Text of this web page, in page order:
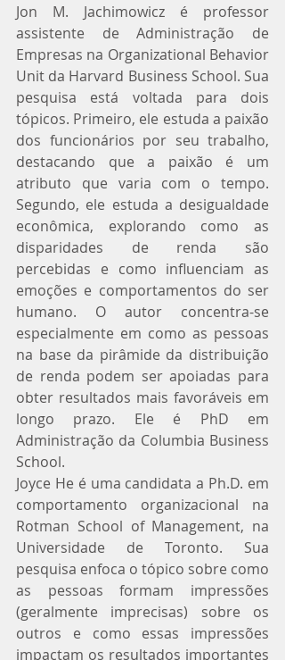
Jon M. Jachimowicz é professor
assistente de Administração de
Empresas na Organizational Behavior
Unit da Harvard Business School. Sua
pesquisa está voltada para dois
tópicos. Primeiro, ele estuda a paixão
dos funcionários por seu trabalho,
destacando que a paixão é um
atributo que varia com o tempo.
Segundo, ele estuda a desigualdade
econômica, explorando como as
disparidades de renda são
percebidas e como influenciam as
emoções e comportamentos do ser
humano. O autor concentra-se
especialmente em como as pessoas
na base da pirâmide da distribuição
de renda podem ser apoiadas para
obter resultados mais favoráveis em
longo prazo. Ele é PhD em
Administração da Columbia Business
School.
Joyce He é uma candidata a Ph.D. em
comportamento organizacional na
Rotman School of Management, na
Universidade de Toronto. Sua
pesquisa enfoca o tópico sobre como
as pessoas formam impressões
(geralmente imprecisas) sobre os
outros e como essas impressões
impactam os resultados importantes